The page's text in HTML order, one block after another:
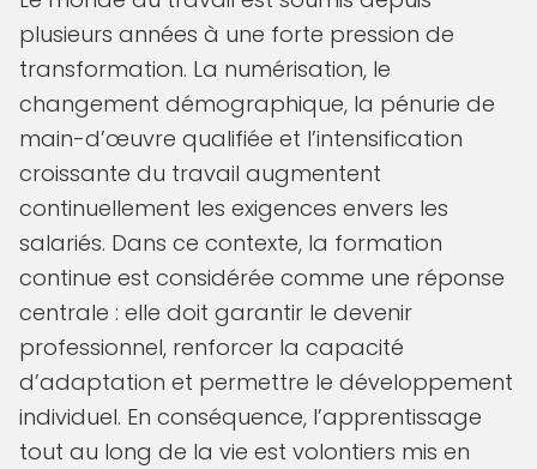
plusieurs années à une forte pression de
transformation. La numérisation, le
changement démographique, la pénurie de
main-d’œuvre qualifiée et l’intensification
croissante du travail augmentent
continuellement les exigences envers les
salariés. Dans ce contexte, la formation
continue est considérée comme une réponse
centrale : elle doit garantir le devenir
professionnel, renforcer la capacité
d’adaptation et permettre le développement
individuel. En conséquence, l’apprentissage
tout au long de la vie est volontiers mis en